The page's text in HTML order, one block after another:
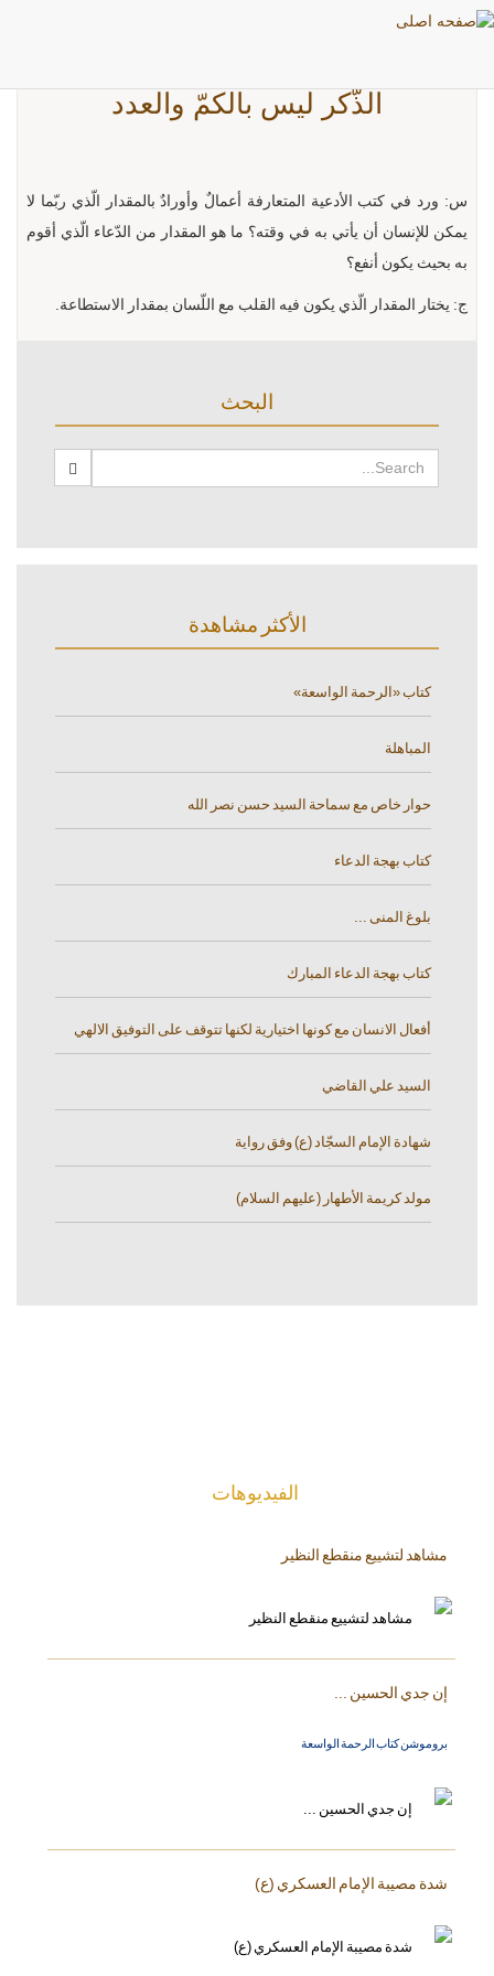
الذّكر ليس بالكمّ والعدد
س: ورد في كتب الأدعية المتعارفة أعمالٌ وأورادٌ بالمقدار الّذي ربّما لا
يمكن للإنسان أن يأتي به في وقته؟ ما هو المقدار من الدّعاء الّذي أقوم
به بحيث يكون أنفع؟
ج: يختار المقدار الّذي يكون فيه القلب مع اللّسان بمقدار الاستطاعة.
البحث
الأكثر مشاهدة
كتاب «الرحمة الواسعة»
المباهلة
حوار خاص مع سماحة السيد حسن نصر الله
كتاب بهجة الدعاء
بلوغ المنى ...
كتاب بهجة الدعاء المبارك
أفعال الانسان مع كونها اختيارية لكنها تتوقف على التوفيق الالهي
السيد علي القاضي
شهادة الإمام السجّاد (ع) وفق رواية
مولد كريمة الأطهار (عليهم السلام)
الفیدیوهات
مشاهد لتشييع منقطع النظير
إن جدي الحسين ...
بروموشن كتاب الرحمة الواسعة
شدة مصيبة الإمام العسكري (ع)